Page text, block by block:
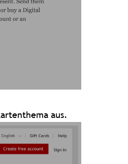
aus.